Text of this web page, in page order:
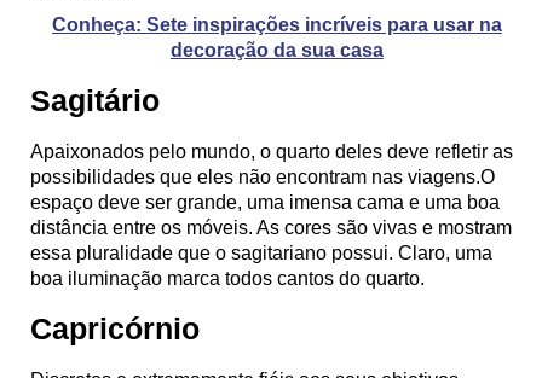
Conheça: Sete inspirações incríveis para usar na
decoração da sua casa
Sagitário
Apaixonados pelo mundo, o quarto deles deve refletir as
possibilidades que eles não encontram nas viagens.O
espaço deve ser grande, uma imensa cama e uma boa
distância entre os móveis. As cores são vivas e mostram
essa pluralidade que o sagitariano possui. Claro, uma
boa iluminação marca todos cantos do quarto.
Capricórnio